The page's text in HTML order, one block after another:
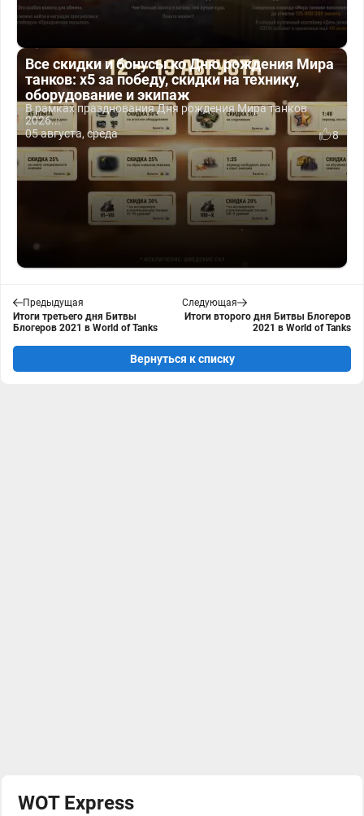
Все скидки и бонусы ко Дню рождения Мира
танков: x5 за победу, скидки на технику,
оборудование и экипаж
В рамках празднования Дня рождения Мира танков
2026...
05 августа, среда
8
Предыдущая
Итоги третьего дня Битвы
Блогеров 2021 в World of Tanks
Следующая
Итоги второго дня Битвы Блогеров
2021 в World of Tanks
Вернуться к списку
WOT Express